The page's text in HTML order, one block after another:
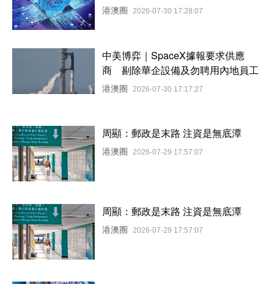
港澳圈 2026-07-30 17:28:07
中美博弈｜SpaceX據報要求供應
商 剔除華企設備及勿聘用內地員工
港澳圈 2026-07-30 17:17:27
周顯：郵政是末路 注資是無底潭
港澳圈 2026-07-29 17:57:07
周顯：郵政是末路 注資是無底潭
港澳圈 2026-07-29 17:57:07